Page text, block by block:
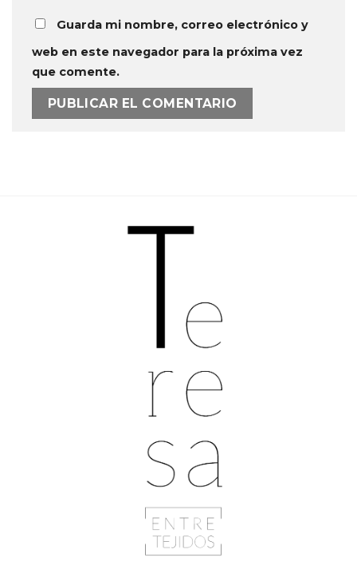
Guarda mi nombre, correo electrónico y
web en este navegador para la próxima vez
que comente.